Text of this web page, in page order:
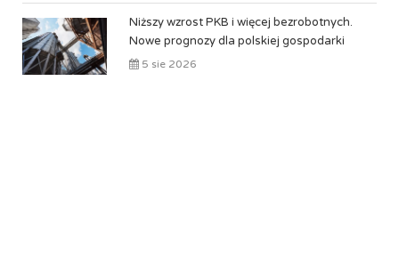
Niższy wzrost PKB i więcej bezrobotnych.
Nowe prognozy dla polskiej gospodarki
5 sie 2026